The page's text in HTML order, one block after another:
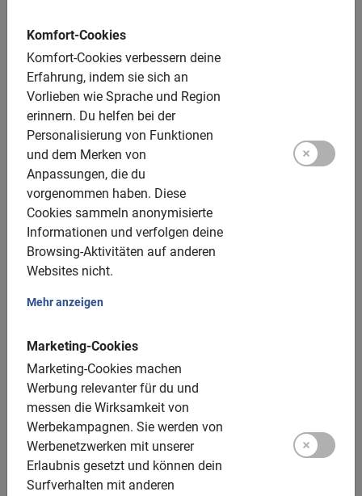
Komfort-Cookies
Komfort-Cookies verbessern deine
Erfahrung, indem sie sich an
Vorlieben wie Sprache und Region
erinnern. Du helfen bei der
Personalisierung von Funktionen
und dem Merken von
Anpassungen, die du
vorgenommen haben. Diese
Cookies sammeln anonymisierte
Informationen und verfolgen deine
Browsing-Aktivitäten auf anderen
Websites nicht.
Mehr anzeigen
Marketing-Cookies
Marketing-Cookies machen
Werbung relevanter für du und
messen die Wirksamkeit von
Werbekampagnen. Sie werden von
Werbenetzwerken mit unserer
Erlaubnis gesetzt und können dein
Surfverhalten mit anderen
erreicht werden können. Ein
von Radwegen verbindet die Stadtteile miteinander und
lädt zu einer Stadtbesichtigung auf zwei Rädern ein.
Lasse dich von einem einheimischen Guide auf ein
Abenteuer mitnehmen und erkunde diese wundervolle
sonnige Stadt innerhalb weniger Stunden!
Stadtführung Valencia:
vielseitige Fahrradtouren in
einer vielseitigen Stadt
Für diejenigen, die zum ersten Mal hier sind, empfehlen
wir unsere Stadtführung
Valencia Highlights
Rad. Der Guide ist ein echter "Valencianer", kennt die
Stadt in und auswendig und kann dir deshalb jede
Menge Insider-Tipps geben.
Private Fahrradtour